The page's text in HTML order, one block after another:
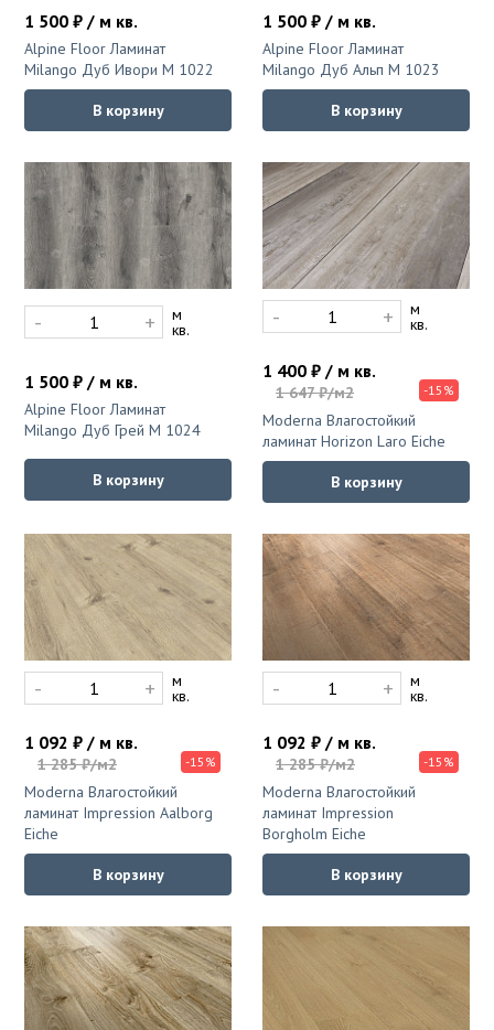
Ковролин оптом
Ковролин под теплый пол
1 500 ₽ / м кв.
Alpine Floor Ламинат
Milango Дуб Ивори M 1022
В корзину
1 500 ₽ / м кв.
Alpine Floor Ламинат
Milango Дуб Альп M 1023
В корзину
1 500 ₽ / м кв.
Alpine Floor Ламинат
Milango Дуб Грей M 1024
- + м
кв.
В корзину
1 400 ₽ / м кв.
1 647 ₽/м2 -15%
Moderna Влагостойкий
ламинат Horizon Laro Eiche
- + м
кв.
В корзину
1 092 ₽ / м кв.
1 285 ₽/м2 -15%
Moderna Влагостойкий
ламинат Impression Aalborg
Eiche
- + м
кв.
В корзину
1 092 ₽ / м кв.
1 285 ₽/м2 -15%
Moderna Влагостойкий
ламинат Impression
Borgholm Eiche
- + м
кв.
В корзину